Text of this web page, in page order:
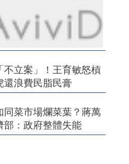
不立案」！王育敏怒槓
還浪費民脂民膏
同菜市場爛菜葉？蔣萬
部：政府整體失能